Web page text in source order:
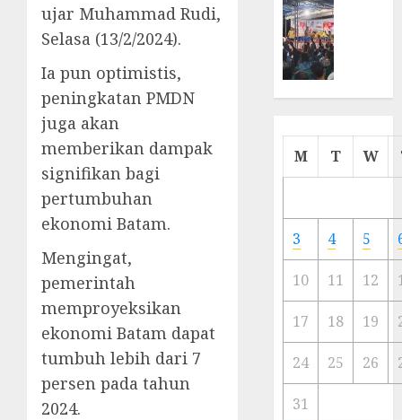
ujar Muhammad Rudi,
Selasa (13/2/2024).
Ia pun optimistis,
peningkatan PMDN
juga akan
memberikan dampak
signifikan bagi
pertumbuhan
ekonomi Batam.
Mengingat,
pemerintah
memproyeksikan
ekonomi Batam dapat
tumbuh lebih dari 7
persen pada tahun
2024.
Cermin
Ibu
Kota
23/11/
M T W
3 4 5
10 11 12
17 18 19
24 25 26
31